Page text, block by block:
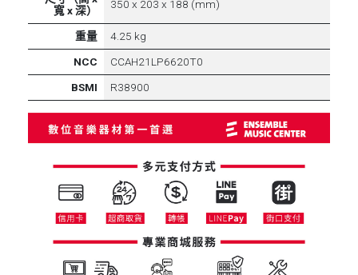
寬 x 深）
350 x 203 x 188 (mm)
重量
4.25 kg
NCC
CCAH21LP6620T0
BSMI
R38900